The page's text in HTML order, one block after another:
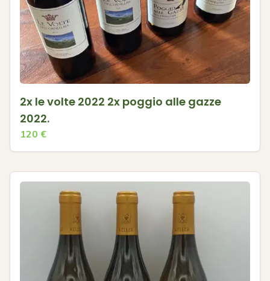
2x le volte 2022 2x poggio alle gazze
2022.
120 €